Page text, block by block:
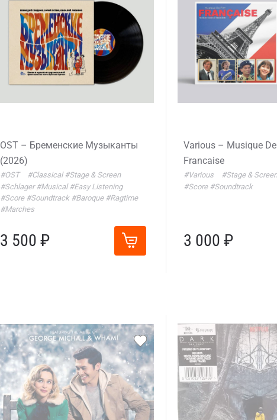
OST – Бременские Музыканты
(2026)
#OST #Classical #Stage & Screen
#Schlager #Musical #Easy Listening
#Score #Soundtrack #Baroque #Ragtime
#Marches
3 500 ₽
Various – Musique
Francaise
#Various #Stage &
#Score #Soundtrack
3 000 ₽